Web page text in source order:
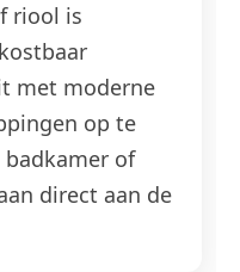
riool is
met moderne
op te
of
direct aan de